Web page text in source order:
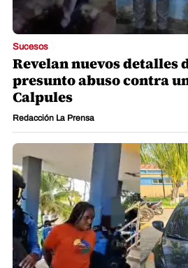
Sucesos
Revelan nuevos detalles
presunto abuso contra
Calpules
Redacción La Prensa